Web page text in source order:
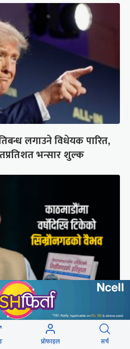
लगाउने विधेयक पारित,
भन्सार शुल्क
सिम्रौनगढको सभ्यता नेपाल
प्रोफाइल सर्च